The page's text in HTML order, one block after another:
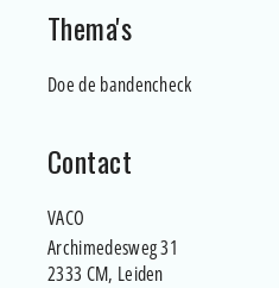
Thema's
Doe de bandencheck
Contact
VACO
Archimedesweg 31
2333 CM, Leiden